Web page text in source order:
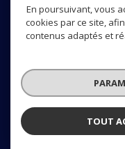
© 2026 | TOUS DROITS
PLAN DU
En poursuivant, vous
cookies par ce site,
contenus adaptés et
TOUT